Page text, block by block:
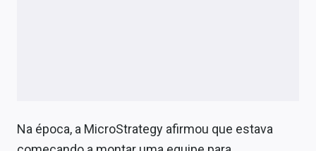
Na época, a MicroStrategy afirmou que estava